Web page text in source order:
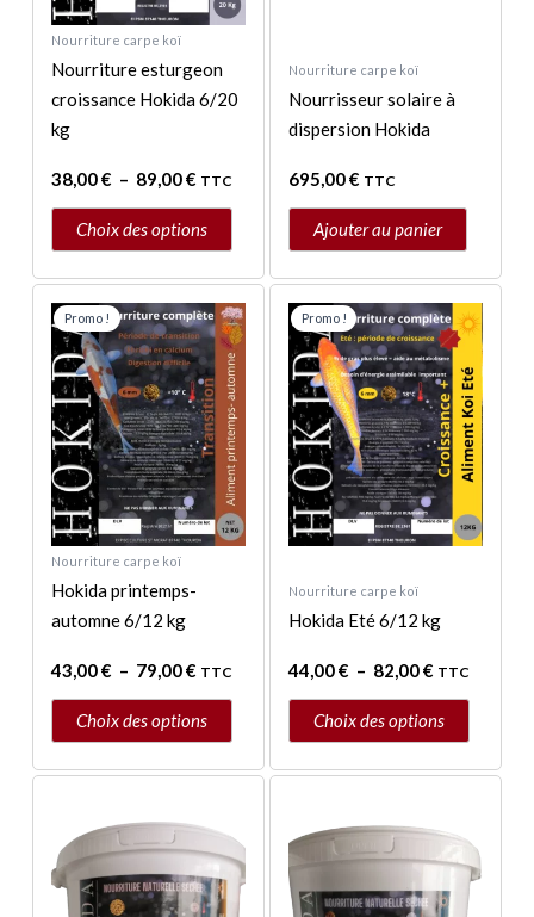
Nourriture carpe koï
Nourriture esturgeon
croissance Hokida 6/20
kg
38,00€ – 89,00€ TTC
Choix des options
être
choisies
sur
la
page
produit
Nourriture carpe koï
Nourrisseur solaire à
dispersion Hokida
695,00€ TTC
Ajouter au panier
Promo !
Nourriture carpe koï
Hokida printemps-
automne 6/12 kg
43,00€ – 79,00€
de
prix :
43,00 €
à
79,00 €
TTC
Choix des options
produit
a
plusieurs
variations.
Les
options
peuvent
être
choisies
sur
la
produit
Promo !
Nourriture carpe koï
Hokida Eté 6/12 kg
44,00€ – 82,00€
de
prix :
44,00 €
à
82,00 €
TTC
Choix des options
produit
a
plusieurs
variations.
Les
options
peuvent
être
sur
la
produit